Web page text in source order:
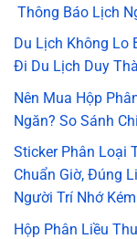
Thông Báo Lịch
Du Lịch Không Lo
Đi Du Lịch Duy
Nên Mua Hộp
Ngăn? So Sánh
Sticker Phân Loại
Chuẩn Giờ, Đúng
Người Trí Nhớ Kém
Hộp Phân Liều